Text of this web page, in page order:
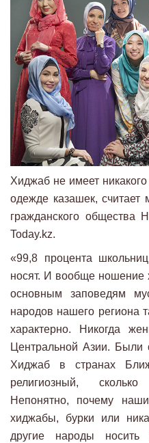
Хиджаб не имеет
одежде казашек, считает
гражданского общества
Today.kz.
«99,8 процента
носят. И вообще ношение
основным заповедям
народов нашего региона
характерно. Никогда
Центральной Азии. Были
Хиджаб в странах
религиозный,
Непонятно, почему
хиджабы, бурки или
другие народы носить